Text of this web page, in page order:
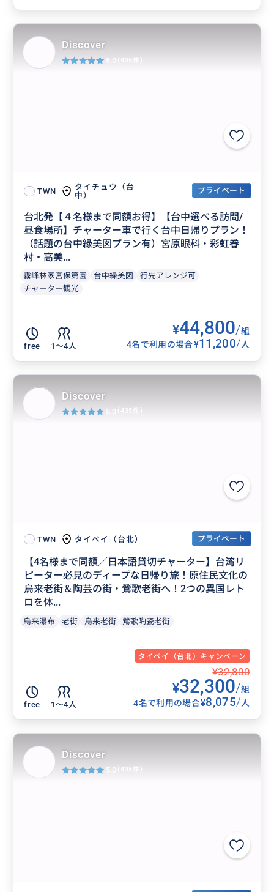
TWN
タイチュウ（台
中）
プライベート
台北発【４名様まで同額お得】【台中選べる訪問/
昼食場所】チャーター車で行く台中日帰りプラン！
（話題の台中緑美図プラン有）宮原眼科・彩虹眷
村・高美...
霧峰林家宮保第園 台中緑美図
行先アレンジ可
チャーター観光
free 1〜4人
¥44,800/組
4名で利用の場合¥11,200/人
Discover
5.0 (435件)
TWN タイペイ（台北） プライベート
【4名様まで同額／日本語貸切チャーター】台湾リ
ピーター必見のディープな日帰り旅！原住民文化の
烏来老街＆陶芸の街・鶯歌老街へ！2つの異国レト
ロを体...
烏来瀑布 老街 烏来老街 鶯歌陶瓷老街
タイペイ（台北）キャンペーン
free 1〜4人
¥32,800
¥32,300/組
4名で利用の場合¥8,075/人
Discover
5.0 (435件)
Discover
5.0 (435件)